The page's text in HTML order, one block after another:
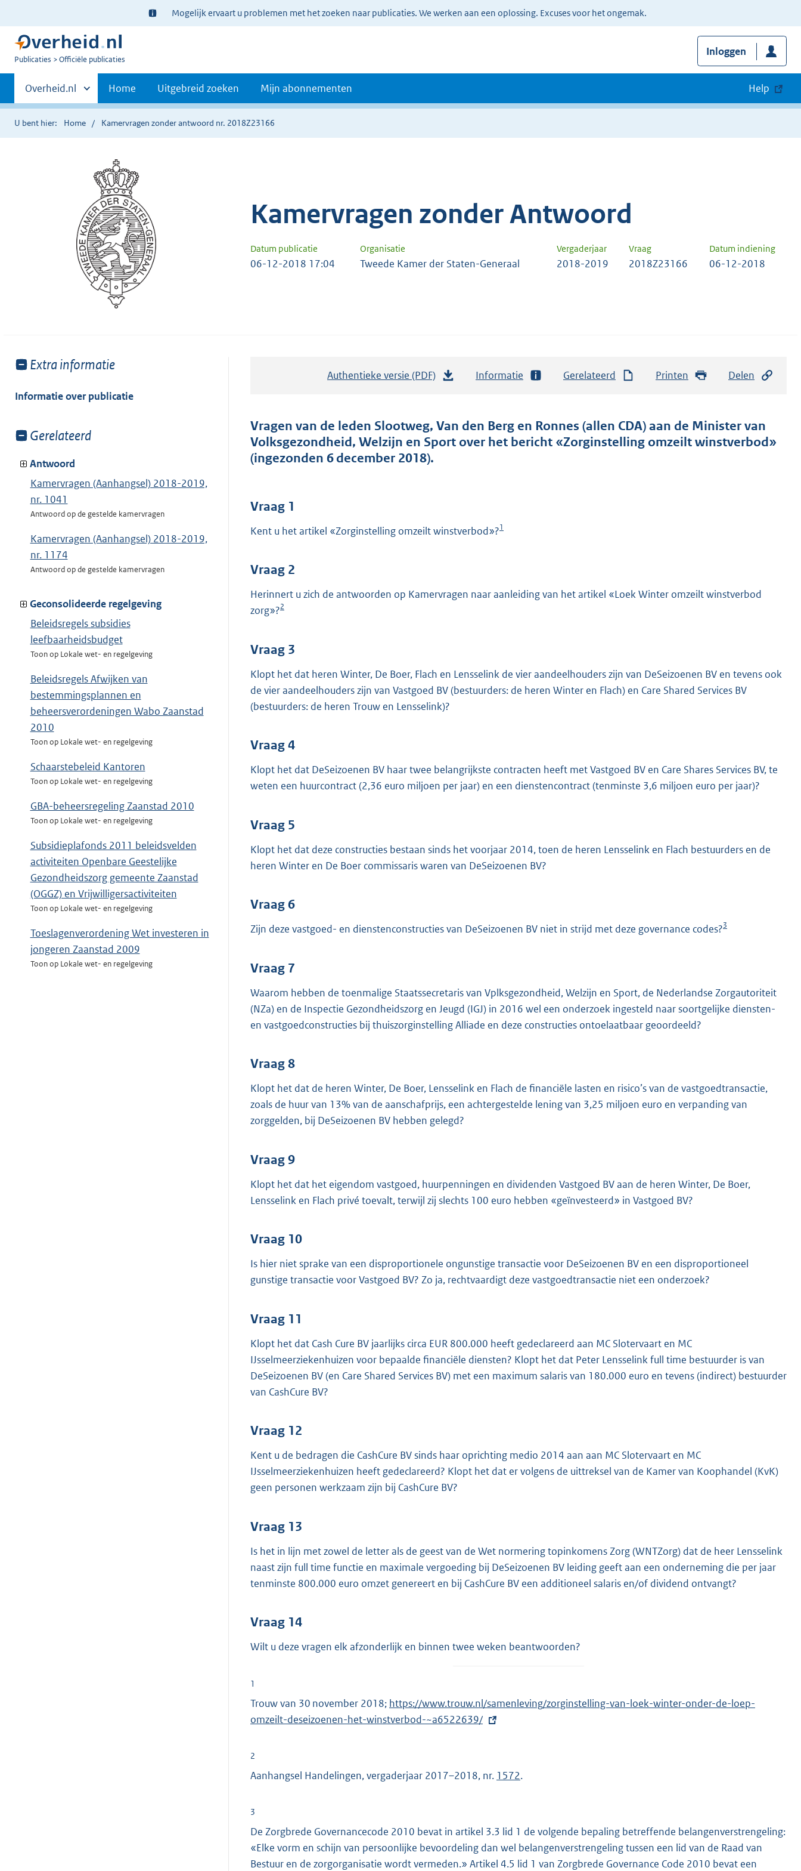
Ter
informatie:
Mogelijk ervaart u problemen met het zoeken naar publicaties. We werken aan een oplossing. Excuses voor het ongemak.
U
Publicaties Officiële publicaties
Inloggen
Primaire
navigatie
Andere
sites
binnen
Overheid.nl Home Uitgebreid zoeken Mijn abonnementen Help
U bent hier: Home Kamervragen zonder antwoord nr. 2018Z23166
Kamervragen zonder Antwoord
Datum publicatie Organisatie Vergaderjaar Vraag Datum indiening
06-12-2018 17:04 Tweede Kamer der Staten-Generaal 2018-2019 2018Z23166 06-12-2018
Toon
van:
Extra informatie
Informatie over publicatie
Toon
van:
Gerelateerd
Antwoord
Kamervragen (Aanhangsel) 2018-2019,
nr. 1041
Antwoord op de gestelde kamervragen
Kamervragen (Aanhangsel) 2018-2019,
nr. 1174
Antwoord op de gestelde kamervragen
Geconsolideerde regelgeving
Beleidsregels subsidies
leefbaarheidsbudget
Toon op Lokale wet- en regelgeving
Beleidsregels Afwijken van
bestemmingsplannen en
beheersverordeningen Wabo Zaanstad
2010
Toon op Lokale wet- en regelgeving
Schaarstebeleid Kantoren
Toon op Lokale wet- en regelgeving
GBA-beheersregeling Zaanstad 2010
Toon op Lokale wet- en regelgeving
Subsidieplafonds 2011 beleidsvelden
activiteiten Openbare Geestelijke
Gezondheidszorg gemeente Zaanstad
(OGGZ) en Vrijwilligersactiviteiten
Toon op Lokale wet- en regelgeving
Toeslagenverordening Wet investeren in
jongeren Zaanstad 2009
Toon op Lokale wet- en regelgeving
Authentieke versie (PDF)
t
a
o
e
b
Informatie Gerelateerd Printen Delen
Vragen van de leden Slootweg, Van den Berg en Ronnes (allen CDA) aan de Minister van
Volksgezondheid, Welzijn en Sport over het bericht «Zorginstelling omzeilt winstverbod»
(ingezonden 6 december 2018).
Vraag 1
Kent u het artikel «Zorginstelling omzeilt winstverbod»?1
Vraag 2
Herinnert u zich de antwoorden op Kamervragen naar aanleiding van het artikel «Loek Winter omzeilt winstverbod
zorg»?2
Vraag 3
Klopt het dat heren Winter, De Boer, Flach en Lensselink de vier aandeelhouders zijn van DeSeizoenen BV en tevens ook
de vier aandeelhouders zijn van Vastgoed BV (bestuurders: de heren Winter en Flach) en Care Shared Services BV
(bestuurders: de heren Trouw en Lensselink)?
Vraag 4
Klopt het dat DeSeizoenen BV haar twee belangrijkste contracten heeft met Vastgoed BV en Care Shares Services BV, te
weten een huurcontract (2,36 euro miljoen per jaar) en een dienstencontract (tenminste 3,6 miljoen euro per jaar)?
Vraag 5
Klopt het dat deze constructies bestaan sinds het voorjaar 2014, toen de heren Lensselink en Flach bestuurders en de
heren Winter en De Boer commissaris waren van DeSeizoenen BV?
Vraag 6
Zijn deze vastgoed- en dienstenconstructies van DeSeizoenen BV niet in strijd met deze governance codes?3
Vraag 7
Waarom hebben de toenmalige Staatssecretaris van Vplksgezondheid, Welzijn en Sport, de Nederlandse Zorgautoriteit
(NZa) en de Inspectie Gezondheidszorg en Jeugd (IGJ) in 2016 wel een onderzoek ingesteld naar soortgelijke diensten-
en vastgoedconstructies bij thuiszorginstelling Alliade en deze constructies ontoelaatbaar geoordeeld?
Vraag 8
Klopt het dat de heren Winter, De Boer, Lensselink en Flach de financiële lasten en risico’s van de vastgoedtransactie,
zoals de huur van 13% van de aanschafprijs, een achtergestelde lening van 3,25 miljoen euro en verpanding van
zorggelden, bij DeSeizoenen BV hebben gelegd?
Vraag 9
Klopt het dat het eigendom vastgoed, huurpenningen en dividenden Vastgoed BV aan de heren Winter, De Boer,
Lensselink en Flach privé toevalt, terwijl zij slechts 100 euro hebben «geïnvesteerd» in Vastgoed BV?
Vraag 10
Is hier niet sprake van een disproportionele ongunstige transactie voor DeSeizoenen BV en een disproportioneel
gunstige transactie voor Vastgoed BV? Zo ja, rechtvaardigt deze vastgoedtransactie niet een onderzoek?
Vraag 11
Klopt het dat Cash Cure BV jaarlijks circa EUR 800.000 heeft gedeclareerd aan MC Slotervaart en MC
IJsselmeerziekenhuizen voor bepaalde financiële diensten? Klopt het dat Peter Lensselink full time bestuurder is van
DeSeizoenen BV (en Care Shared Services BV) met een maximum salaris van 180.000 euro en tevens (indirect) bestuurder
van CashCure BV?
Vraag 12
Kent u de bedragen die CashCure BV sinds haar oprichting medio 2014 aan aan MC Slotervaart en MC
IJsselmeerziekenhuizen heeft gedeclareerd? Klopt het dat er volgens de uittreksel van de Kamer van Koophandel (KvK)
geen personen werkzaam zijn bij CashCure BV?
Vraag 13
Is het in lijn met zowel de letter als de geest van de Wet normering topinkomens Zorg (WNTZorg) dat de heer Lensselink
naast zijn full time functie en maximale vergoeding bij DeSeizoenen BV leiding geeft aan een onderneming die per jaar
tenminste 800.000 euro omzet genereert en bij CashCure BV een additioneel salaris en/of dividend ontvangt?
Vraag 14
Wilt u deze vragen elk afzonderlijk en binnen twee weken beantwoorden?
1
Trouw van 30 november 2018; E
x
n
k
https://www.trouw.nl/samenleving/zorginstelling-van-loek-winter-onder-de-loep-
omzeilt-deseizoenen-het-winstverbod-~a6522639/
2
Aanhangsel Handelingen, vergaderjaar 2017–2018, nr. 1572.
3
De Zorgbrede Governancecode 2010 bevat in artikel 3.3 lid 1 de volgende bepaling betreffende belangenverstrengeling:
«Elke vorm en schijn van persoonlijke bevoordeling dan wel belangenverstrengeling tussen een lid van de Raad van
Bestuur en de zorgorganisatie wordt vermeden.» Artikel 4.5 lid 1 van Zorgbrede Governance Code 2010 bevat een